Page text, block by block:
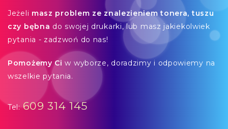
Jeżeli masz problem ze znalezieniem tonera, tuszu
czy bębna do swojej drukarki, lub masz jakiekolwiek
pytania - zadzwoń do nas!
Pomożemy Ci w wyborze, doradzimy i odpowiemy na
wszelkie pytania.
Tel:609 314 145